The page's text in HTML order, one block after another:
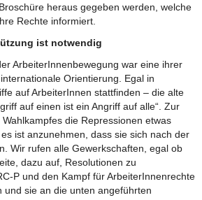
heraus gegeben werden, welche
Rechte informiert.
ist notwendig
ArbeiterInnenbewegung war eine ihrer
Orientierung. Egal in
auf ArbeiterInnen stattfinden – die alte
auf einen ist ein Angriff auf alle“. Zur
die Repressionen etwas
ist anzunehmen, dass sie sich nach der
Wir rufen alle Gewerkschaften, egal ob
dazu auf, Resolutionen zu
P und den Kampf für ArbeiterInnenrechte
und sie an die unten angeführten